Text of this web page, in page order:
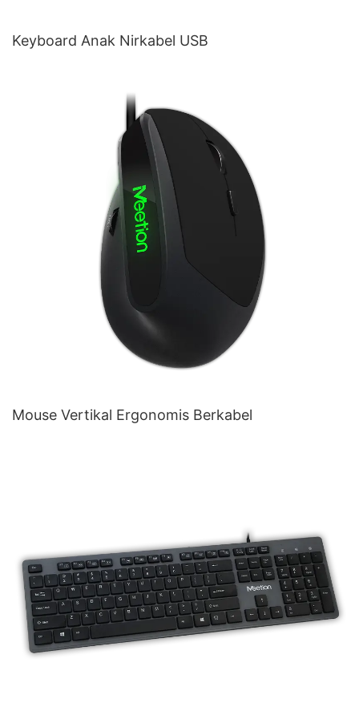
Keyboard Anak Nirkabel USB
Mouse Vertikal Ergonomis Berkabel